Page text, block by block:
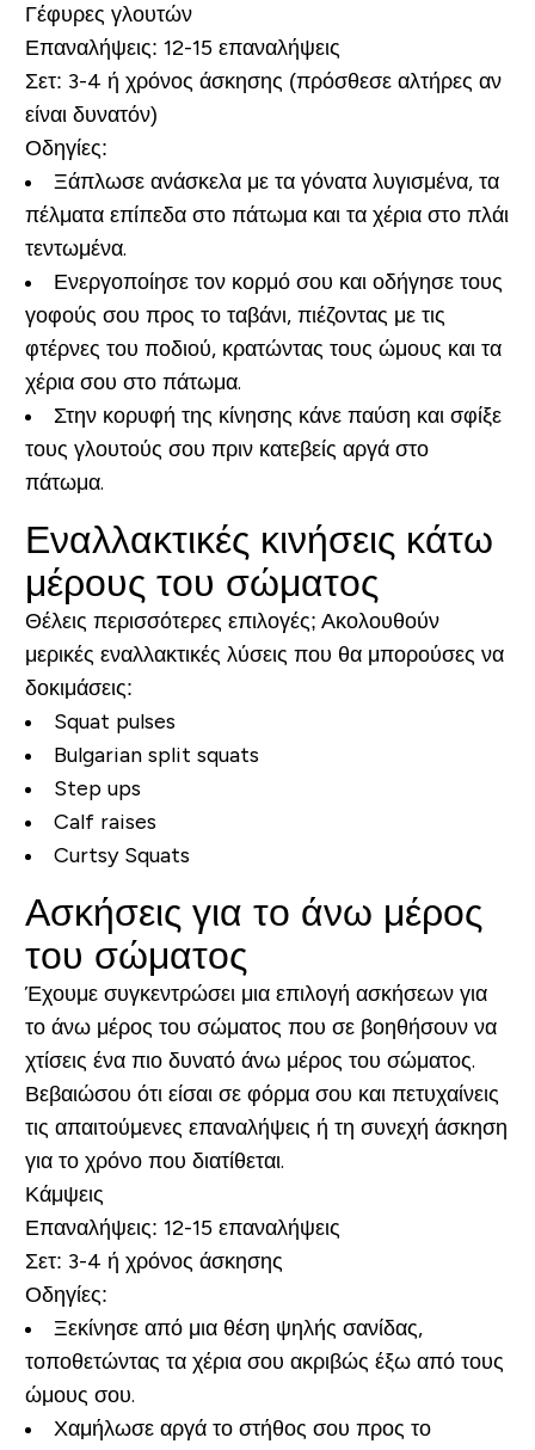
Γέφυρες γλουτών
Επαναλήψεις: 12-15 επαναλήψεις
Σετ: 3-4 ή χρόνος άσκησης (πρόσθεσε αλτήρες αν
είναι δυνατόν)
Οδηγίες:
Ξάπλωσε ανάσκελα με τα γόνατα λυγισμένα, τα
πέλματα επίπεδα στο πάτωμα και τα χέρια στο πλάι
τεντωμένα.
Ενεργοποίησε τον κορμό σου και οδήγησε τους
γοφούς σου προς το ταβάνι, πιέζοντας με τις
φτέρνες του ποδιού, κρατώντας τους ώμους και τα
χέρια σου στο πάτωμα.
Στην κορυφή της κίνησης κάνε παύση και σφίξε
τους γλουτούς σου πριν κατεβείς αργά στο
πάτωμα.
Εναλλακτικές κινήσεις κάτω
μέρους του σώματος
Θέλεις περισσότερες επιλογές; Ακολουθούν
μερικές εναλλακτικές λύσεις που θα μπορούσες να
δοκιμάσεις:
Squat pulses
Bulgarian split squats
Step ups
Calf raises
Curtsy Squats
Ασκήσεις για το άνω μέρος
του σώματος
Έχουμε συγκεντρώσει μια επιλογή ασκήσεων για
το άνω μέρος του σώματος που σε βοηθήσουν να
χτίσεις ένα πιο δυνατό άνω μέρος του σώματος.
Βεβαιώσου ότι είσαι σε φόρμα σου και πετυχαίνεις
τις απαιτούμενες επαναλήψεις ή τη συνεχή άσκηση
για το χρόνο που διατίθεται.
Κάμψεις
Επαναλήψεις: 12-15 επαναλήψεις
Σετ: 3-4 ή χρόνος άσκησης
Οδηγίες:
Ξεκίνησε από μια θέση ψηλής σανίδας,
τοποθετώντας τα χέρια σου ακριβώς έξω από τους
ώμους σου.
Χαμήλωσε αργά το στήθος σου προς το